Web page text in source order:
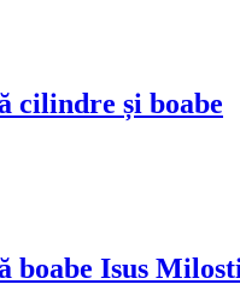
cilindre și boabe
boabe Isus